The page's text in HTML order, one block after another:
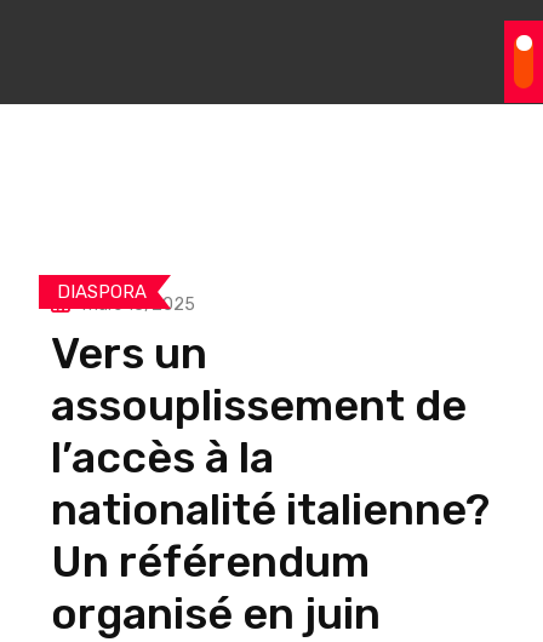
DIASPORA
mars 15, 2025
Vers un
assouplissement de
l’accès à la
nationalité italienne?
Un référendum
organisé en juin